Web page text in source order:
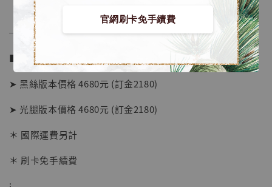
官網刷卡免手續費
──────────────
■ 販售資訊 (NT$)：
➤ 黑絲版本價格 4680元 (訂金2180)
➤ 光腿版本價格 4680元 (訂金2180)
＊ 國際運費另計
＊ 刷卡免手續費